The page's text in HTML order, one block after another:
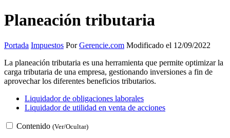
Planeación tributaria
Portada Impuestos PorGerencie.com Modificado el 12/09/2022
La planeación tributaria es una herramienta que permite optimizar la
carga tributaria de una empresa, gestionando inversiones a fin de
aprovechar los diferentes beneficios tributarios.
Liquidador de obligaciones laborales
Liquidador de utilidad en venta de acciones
Contenido (Ver/Ocultar)